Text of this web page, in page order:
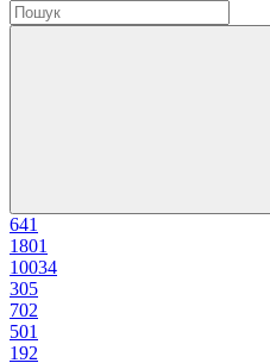
641
1801
10034
305
702
501
192